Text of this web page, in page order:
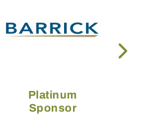
Platinum
Sponsor